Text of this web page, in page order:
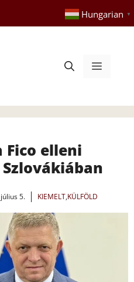
Hungarian ▼
Menü
Fico elleni
5. KIEMELT,KÜLFÖLD